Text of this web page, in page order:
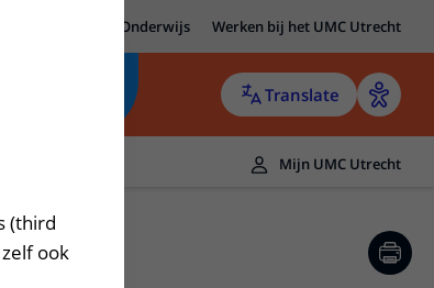
Onderwijs Werken bij het UMC Utrecht
Translate
Mijn UMC Utrecht
(third
ook